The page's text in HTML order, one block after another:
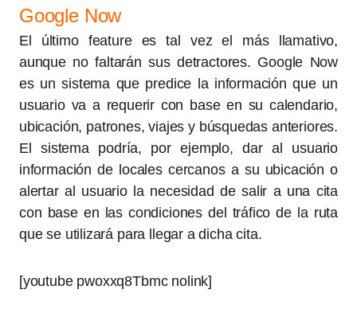
Google Now
El último feature es tal vez el más llamativo,
aunque no faltarán sus detractores. Google Now
es un sistema que predice la información que un
usuario va a requerir con base en su calendario,
ubicación, patrones, viajes y búsquedas anteriores.
El sistema podría, por ejemplo, dar al usuario
información de locales cercanos a su ubicación o
alertar al usuario la necesidad de salir a una cita
con base en las condiciones del tráfico de la ruta
que se utilizará para llegar a dicha cita.
[youtube pwoxxq8Tbmc nolink]